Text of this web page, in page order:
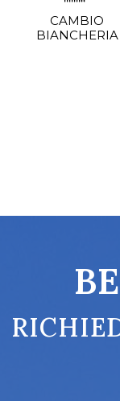
CAMBIO
BIANCHERIA